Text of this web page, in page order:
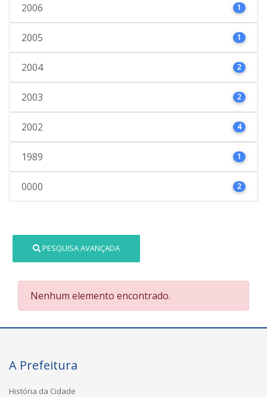
2006 1
2005 1
2004 2
2003 2
2002 4
1989 1
0000 2
PESQUISA AVANÇADA
Nenhum elemento encontrado.
A Prefeitura
História da Cidade